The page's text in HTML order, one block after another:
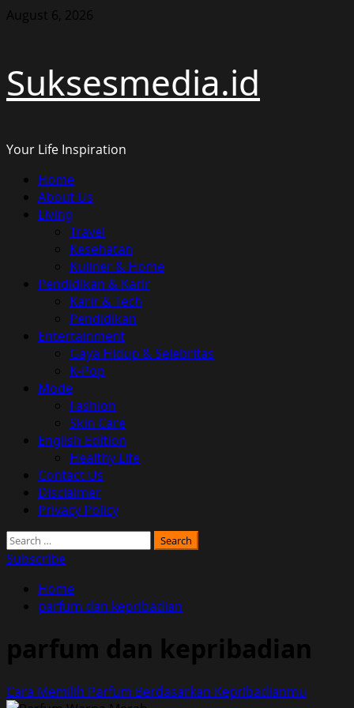
Skip
August 6, 2026
Suksesmedia.id
Your Life Inspiration
Primary
Menu
Home
About Us
Living
Travel
Kesehatan
Kuliner & Home
Pendidikan & Karir
Karir & Tech
Pendidikan
Entertainment
Gaya Hidup & Selebritas
K-Pop
Mode
Fashion
Skin Care
English Edition
Healthy Life
Contact Us
Disclaimer
Privacy Policy
Search
for:
Subscribe
Home
parfum dan kepribadian
parfum dan kepribadian
Cara Memilih Parfum Berdasarkan Kepribadianmu